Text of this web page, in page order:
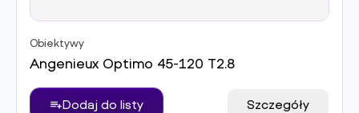
Obiektywy
Angenieux Optimo 45-120 T2.8
Dodaj do listy Szczegóły